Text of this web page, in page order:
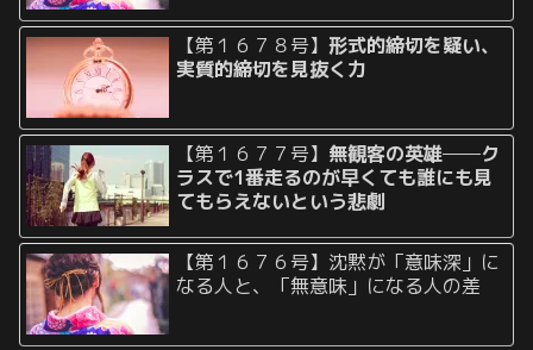
【第１６７８号】形式的締切を疑い、
実質的締切を見抜く力
【第１６７７号】 無観客の英雄──ク
ラスで1番走るのが早くても誰にも見
てもらえないという悲劇
【第１６７６号】沈黙が「意味深」に
なる人と、「無意味」になる人の差